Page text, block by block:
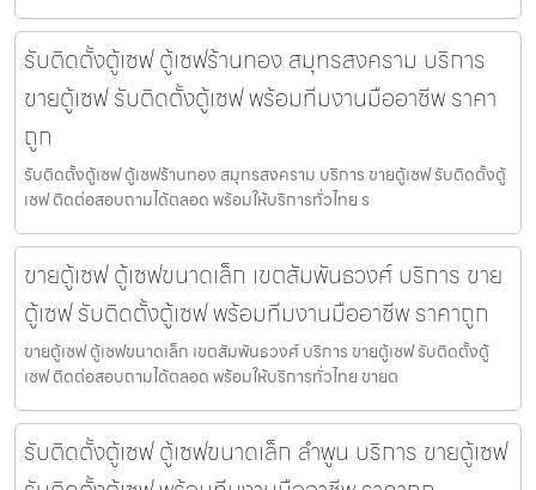
รับติดตั้งตู้เซฟ ตู้เซฟร้านทอง สมุทรสงคราม บริการ
ขายตู้เซฟ รับติดตั้งตู้เซฟ พร้อมทีมงานมืออาชีพ ราคา
ถูก
รับติดตั้งตู้เซฟ ตู้เซฟร้านทอง สมุทรสงคราม บริการ ขายตู้เซฟ รับติดตั้งตู้
เซฟ ติดต่อสอบถามได้ตลอด พร้อมให้บริการทั่วไทย ร
ขายตู้เซฟ ตู้เซฟขนาดเล็ก เขตสัมพันธวงศ์ บริการ ขาย
ตู้เซฟ รับติดตั้งตู้เซฟ พร้อมทีมงานมืออาชีพ ราคาถูก
ขายตู้เซฟ ตู้เซฟขนาดเล็ก เขตสัมพันธวงศ์ บริการ ขายตู้เซฟ รับติดตั้งตู้
เซฟ ติดต่อสอบถามได้ตลอด พร้อมให้บริการทั่วไทย ขายต
รับติดตั้งตู้เซฟ ตู้เซฟขนาดเล็ก ลำพูน บริการ ขายตู้เซฟ